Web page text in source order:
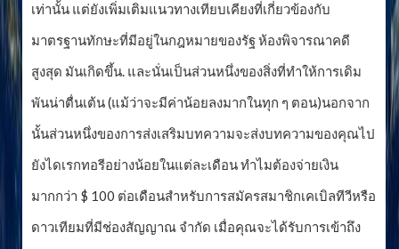
เท่านั้น แต่ยังเพิ่มเติมแนวทางเทียบเคียงที่เกี่ยวข้องกับ
มาตรฐานทักษะที่มีอยู่ในกฎหมายของรัฐ ห้องพิจารณาคดี
สูงสุด มันเกิดขึ้น. และนั่นเป็นส่วนหนึ่งของสิ่งที่ทำให้การเดิม
พันน่าตื่นเต้น (แม้ว่าจะมีค่าน้อยลงมากในทุก ๆ ตอน)นอกจาก
นั้นส่วนหนึ่งของการส่งเสริมบทความจะส่งบทความของคุณไป
ยังไดเรกทอรีอย่างน้อยในแต่ละเดือน ทำไมต้องจ่ายเงิน
มากกว่า $ 100 ต่อเดือนสำหรับการสมัครสมาชิกเคเบิลทีวีหรือ
ดาวเทียมที่มีช่องสัญญาณ จำกัด เมื่อคุณจะได้รับการเข้าถึง